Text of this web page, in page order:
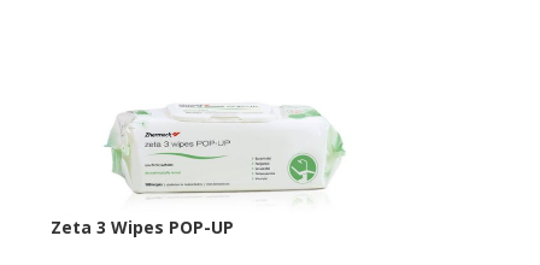
Zeta 3 Wipes POP-​UP